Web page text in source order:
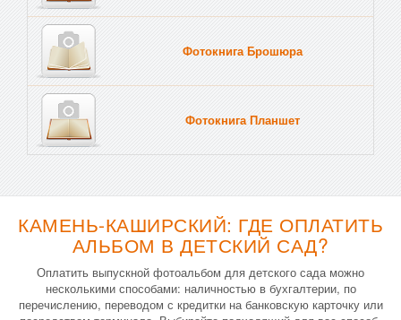
Фотокнига Брошюра
Фотокнига Планшет
КАМЕНЬ-КАШИРСКИЙ: ГДЕ ОПЛАТИТЬ
АЛЬБОМ В ДЕТСКИЙ САД?
Оплатить выпускной фотоальбом для детского сада можно
несколькими способами: наличностью в бухгалтерии, по
перечислению, переводом с кредитки на банковскую карточку или